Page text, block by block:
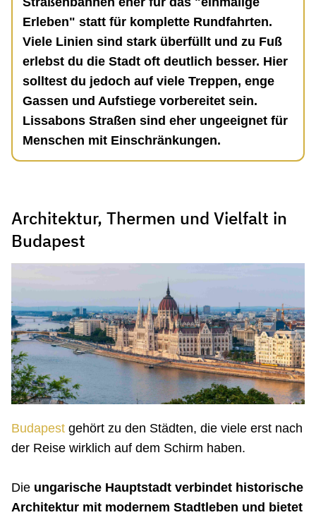
Erleben" statt für komplette Rundfahrten.
Viele Linien sind stark überfüllt und zu Fuß
erlebst du die Stadt oft deutlich besser. Hier
solltest du jedoch auf viele Treppen, enge
Gassen und Aufstiege vorbereitet sein.
Lissabons Straßen sind eher ungeeignet für
Menschen mit Einschränkungen.
Architektur, Thermen und Vielfalt in
Budapest
Budapest gehört zu den Städten, die viele erst nach
der Reise wirklich auf dem Schirm haben.
Die ungarische Hauptstadt verbindet historische
Architektur mit modernem Stadtleben und bietet